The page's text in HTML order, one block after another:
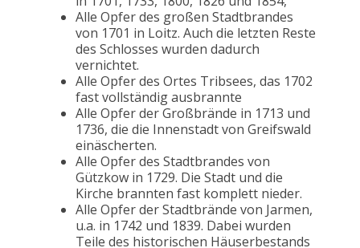
Alle Opfer des großen Stadtbrandes
von 1701 in Loitz. Auch die letzten Reste
des Schlosses wurden dadurch
vernichtet.
Alle Opfer des Ortes Tribsees, das 1702
fast vollständig ausbrannte
Alle Opfer der Großbrände in 1713 und
1736, die die Innenstadt von Greifswald
einäscherten.
Alle Opfer des Stadtbrandes von
Gützkow in 1729. Die Stadt und die
Kirche brannten fast komplett nieder.
Alle Opfer der Stadtbrände von Jarmen,
u.a. in 1742 und 1839. Dabei wurden
Teile des historischen Häuserbestands